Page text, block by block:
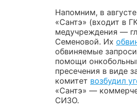
Напомним, в
«Сантэ» (входит в
медучреждения —
Семеновой. Их
обвиняемые
помощи
пресечения в виде
комитет возбудил
«Сантэ» —
СИЗО.